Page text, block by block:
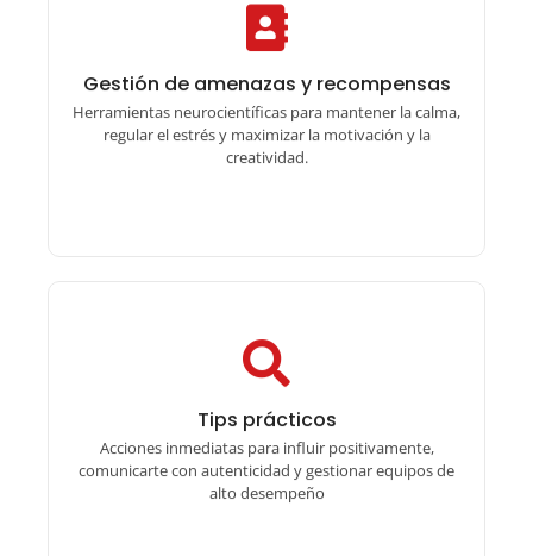
Gestión de amenazas y recompensas
Herramientas neurocientíficas para mantener la calma,
regular el estrés y maximizar la motivación y la
creatividad.
Gestión de amenazas y recompensas
Tips prácticos
Acciones inmediatas para influir positivamente,
comunicarte con autenticidad y gestionar equipos de
alto desempeño
Tips prácticos